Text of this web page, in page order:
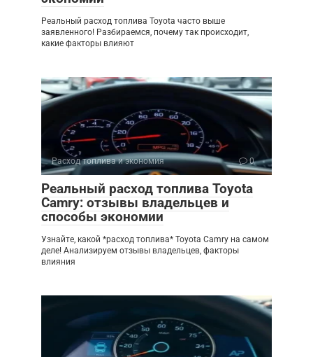
Реальный расход топлива Toyota часто выше
заявленного! Разбираемся, почему так происходит,
какие факторы влияют
Расход топлива и экономия 0
Реальный расход топлива Toyota
Camry: отзывы владельцев и
способы экономии
Узнайте, какой *расход топлива* Toyota Camry на самом
деле! Анализируем отзывы владельцев, факторы
влияния